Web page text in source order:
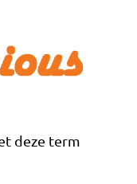
deze term